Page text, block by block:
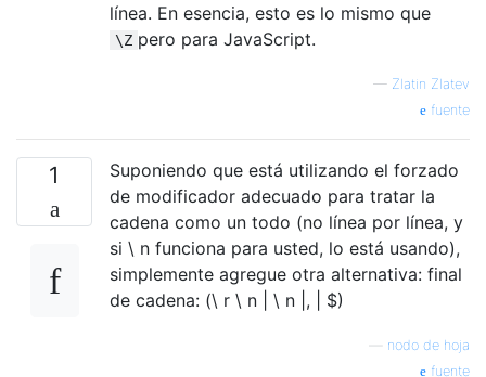
línea. En esencia, esto es lo mismo que
\Z pero para JavaScript.
— Zlatin Zlatev
fuente
1
Suponiendo que está utilizando el forzado
de modificador adecuado para tratar la
cadena como un todo (no línea por línea, y
si \ n funciona para usted, lo está usando),
simplemente agregue otra alternativa: final
de cadena: (\ r \ n | \ n |, | $)
nodo de hoja
fuente